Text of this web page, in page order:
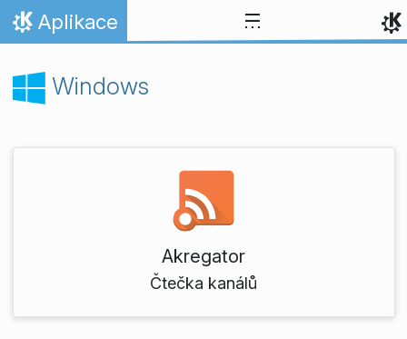
Přejít na obsah
Domů
Aplikace
Windows
Akregator
Čtečka kanálů